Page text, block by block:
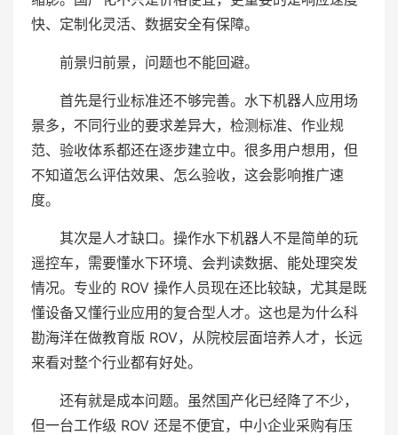
快、定制化灵活、数据安全有保障。
前景归前景，问题也不能回避。
首先是行业标准还不够完善。水下机器人应用场
景多，不同行业的要求差异大，检测标准、作业规
范、验收体系都还在逐步建立中。很多用户想用，但
不知道怎么评估效果、怎么验收，这会影响推广速
度。
其次是人才缺口。操作水下机器人不是简单的玩
遥控车，需要懂水下环境、会判读数据、能处理突发
情况。专业的 ROV 操作人员现在还比较缺，尤其是既
懂设备又懂行业应用的复合型人才。这也是为什么科
勘海洋在做教育版 ROV，从院校层面培养人才，长远
来看对整个行业都有好处。
还有就是成本问题。虽然国产化已经降了不少，
但一台工作级 ROV 还是不便宜，中小企业采购有压